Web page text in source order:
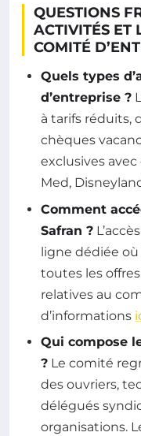
QUESTIONS
ACTIVITÉS ET
COMITÉ
Quels types
d’entreprise ?
à tarifs réduits,
chèques
exclusives
Med,
Comment
Safran ?
ligne dédiée
toutes les
relatives au
d’informations
Qui compose
? Le comité
des ouvriers,
délégués
organisations.